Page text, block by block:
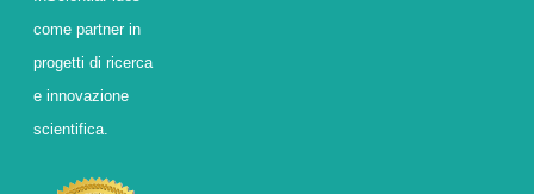
come partner in
progetti di ricerca
e innovazione
scientifica.